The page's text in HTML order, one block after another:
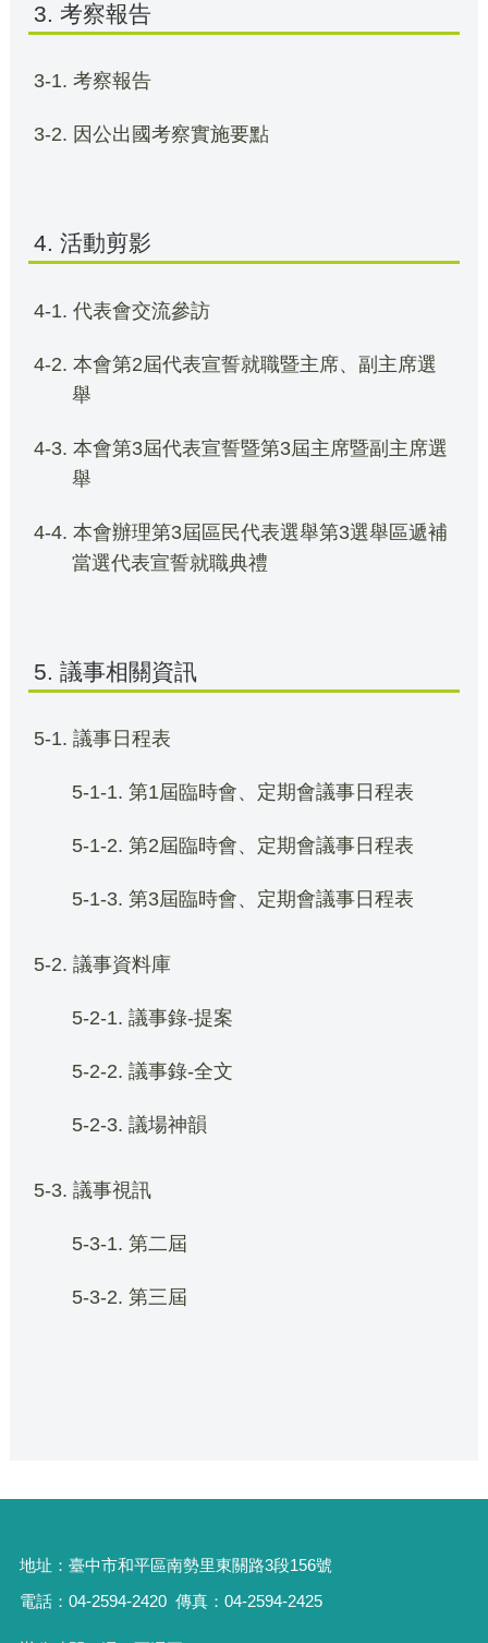
3. 考察報告
3-1. 考察報告
3-2. 因公出國考察實施要點
4. 活動剪影
4-1. 代表會交流參訪
4-2. 本會第2屆代表宣誓就職暨主席、副主席選
舉
4-3. 本會第3屆代表宣誓暨第3屆主席暨副主席選
舉
4-4. 本會辦理第3屆區民代表選舉第3選舉區遞補
當選代表宣誓就職典禮
5. 議事相關資訊
5-1. 議事日程表
5-1-1. 第1屆臨時會、定期會議事日程表
5-1-2. 第2屆臨時會、定期會議事日程表
5-1-3. 第3屆臨時會、定期會議事日程表
5-2. 議事資料庫
5-2-1. 議事錄-提案
5-2-2. 議事錄-全文
5-2-3. 議場神韻
5-3. 議事視訊
5-3-1. 第二屆
5-3-2. 第三屆
地址： 臺中市和平區南勢里東關路3段156號
電話：04-2594-2420 傳真：04-2594-2425